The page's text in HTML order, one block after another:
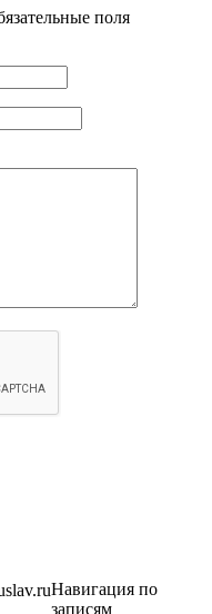
поля
Навигация по
записям